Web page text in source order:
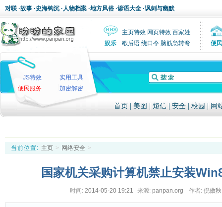
对联 ·故事 ·史海钩沉 ·人物档案 ·地方风俗 ·谚语大全 ·讽刺与幽默
主页特效 网页特效 百家姓
娱乐
歇后语 绕口令 脑筋急转弯 便民
JS特效
实用工具
便民服务
加密解密
首页 美图 短信 安全 校园 网
当前位置: 主页 > 网络安全 >
国家机关采购计算机禁止安装
时间: 2014-05-20 19:21 来源: panpan.org 作者: 倪傲